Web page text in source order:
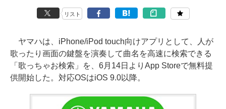
リスト
ヤマハは、iPhone/iPod touch向けアプリとして、人が
歌ったり画面の鍵盤を演奏して曲名を高速に検索できる
「歌っちゃお検索」を、6月14日よりApp Storeで無料提
供開始した。対応OSはiOS 9.0以降。